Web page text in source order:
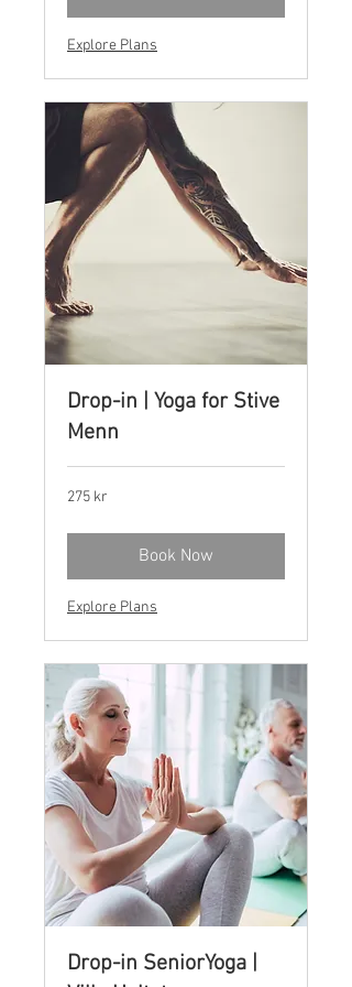
Explore Plans
Drop-in | Yoga for Stive
Menn
275
norske
275 kr
Book Now
Explore Plans
Drop-in SeniorYoga |